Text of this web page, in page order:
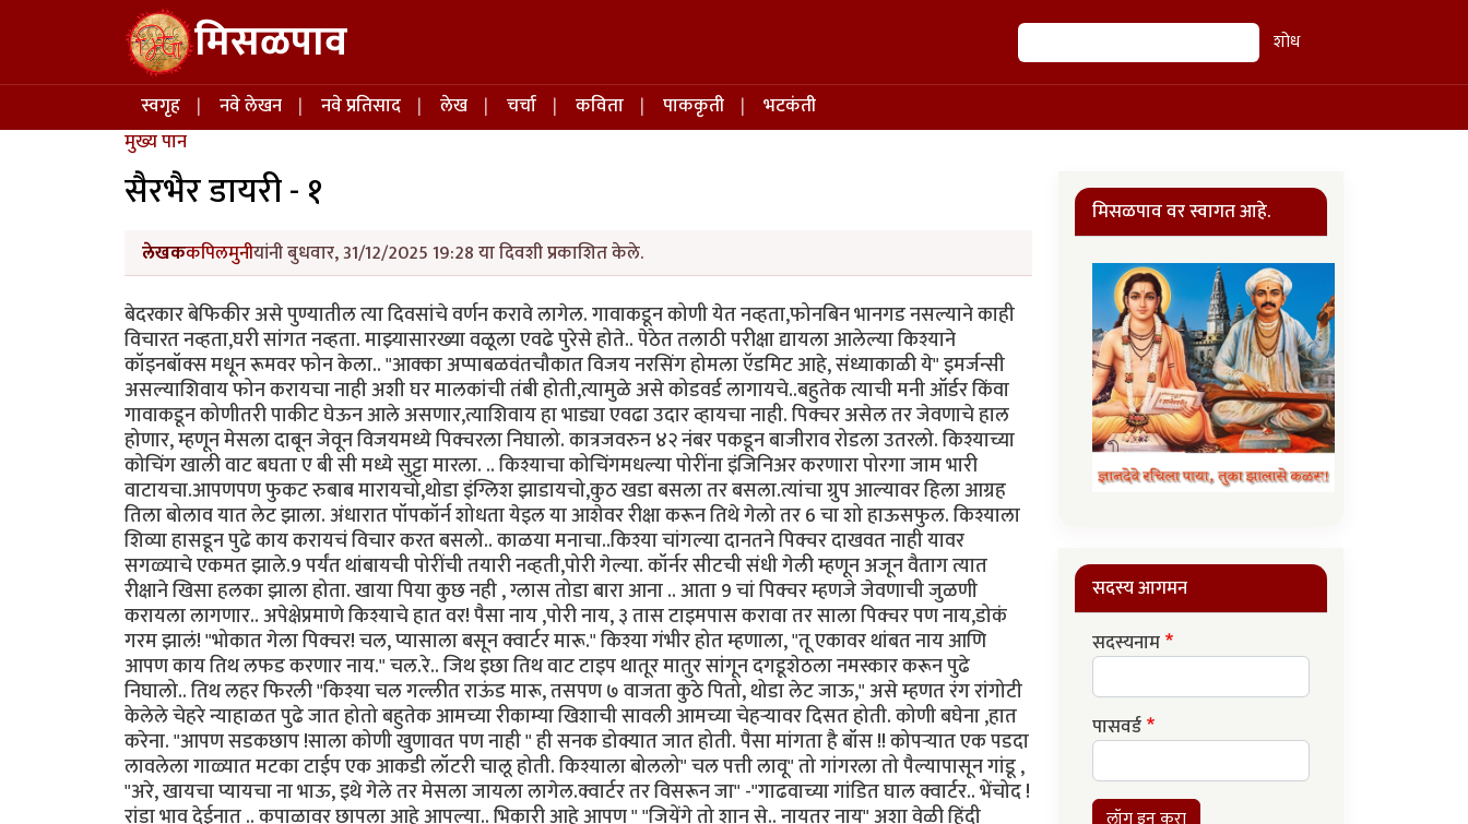
Skip to main content मिसळपाव शोध शोध
Main navigation
स्वगृह नवे लेखन नवे प्रतिसाद लेख चर्चा कविता पाककृती
भटकंती
मुख्य पान
सैरभैर डायरी - १
लेखककपिलमुनीयांनी बुधवार, 31/12/2025 19:28 या दिवशी प्रकाशित केले.
बेदरकार बेफिकीर असे पुण्यातील त्या दिवसांचे वर्णन करावे लागेल. गावाकडून कोणी येत नव्हता,फोनबिन भानगड नसल्याने काही
विचारत नव्हता,घरी सांगत नव्हता. माझ्यासारख्या वळूला एवढे पुरेसे होते.. पेठेत तलाठी परीक्षा द्यायला आलेल्या किश्याने
कॉइनबॉक्स मधून रूमवर फोन केला.. "आक्का अप्पाबळवंतचौकात विजय नरसिंग होमला ऍडमिट आहे, संध्याकाळी ये" इमर्जन्सी
असल्याशिवाय फोन करायचा नाही अशी घर मालकांची तंबी होती,त्यामुळे असे कोडवर्ड लागायचे..बहुतेक त्याची मनी ऑर्डर किंवा
गावाकडून कोणीतरी पाकीट घेऊन आले असणार,त्याशिवाय हा भाड्या एवढा उदार व्हायचा नाही. पिक्चर असेल तर जेवणाचे हाल
होणार, म्हणून मेसला दाबून जेवून विजयमध्ये पिक्चरला निघालो. कात्रजवरुन ४२ नंबर पकडून बाजीराव रोडला उतरलो. किश्याच्या
कोचिंग खाली वाट बघता ए बी सी मध्ये सुट्टा मारला. .. किश्याचा कोचिंगमधल्या पोरींना इंजिनिअर करणारा पोरगा जाम भारी
वाटायचा.आपणपण फुकट रुबाब मारायचो,थोडा इंग्लिश झाडायचो,कुठ खडा बसला तर बसला.त्यांचा ग्रुप आल्यावर हिला आग्रह
तिला बोलाव यात लेट झाला. अंधारात पॉपकॉर्न शोधता येइल या आशेवर रीक्षा करून तिथे गेलो तर 6 चा शो हाऊसफुल. किश्याला
शिव्या हासडून पुढे काय करायचं विचार करत बसलो.. काळया मनाचा..किश्या चांगल्या दानतने पिक्चर दाखवत नाही यावर
सगळ्याचे एकमत झाले.9 पर्यंत थांबायची पोरींची तयारी नव्हती,पोरी गेल्या. कॉर्नर सीटची संधी गेली म्हणून अजून वैताग त्यात
रीक्षाने खिसा हलका झाला होता. खाया पिया कुछ नही , ग्लास तोडा बारा आना .. आता 9 चां पिक्चर म्हणजे जेवणाची जुळणी
करायला लागणार.. अपेक्षेप्रमाणे किश्याचे हात वर! पैसा नाय ,पोरी नाय, ३ तास टाइमपास करावा तर साला पिक्चर पण नाय,डोकं
गरम झालं! "भोकात गेला पिक्चर! चल, प्यासाला बसून क्वार्टर मारू." किश्या गंभीर होत म्हणाला, "तू एकावर थांबत नाय आणि
आपण काय तिथ लफड करणार नाय." चल.रे.. जिथ इछा तिथ वाट टाइप थातूर मातुर सांगून दगडूशेठला नमस्कार करून पुढे
निघालो.. तिथ लहर फिरली "किश्या चल गल्लीत राऊंड मारू, तसपण ७ वाजता कुठे पितो, थोडा लेट जाऊ," असे म्हणत रंग रांगोटी
केलेले चेहरे न्याहाळत पुढे जात होतो बहुतेक आमच्या रीकाम्या खिशाची सावली आमच्या चेहर्‍यावर दिसत होती. कोणी बघेना ,हात
करेना. "आपण सडकछाप !साला कोणी खुणावत पण नाही " ही सनक डोक्यात जात होती. पैसा मांगता है बॉस !! कोपऱ्यात एक पडदा
लावलेला गाळ्यात मटका टाईप एक आकडी लॉटरी चालू होती. किश्याला बोललो" चल पत्ती लावू" तो गांगरला तो पैल्यापासून गांडू ,
"अरे, खायचा प्यायचा ना भाऊ, इथे गेले तर मेसला जायला लागेल.क्वार्टर तर विसरून जा" -"गाढवाच्या गांडित घाल क्वार्टर.. भेंचोद !
रांडा भाव देईनात .. कपाळावर छापला आहे आपल्या.. भिकारी आहे आपण " "जियेंगे तो शान से.. नायतर नाय" अशा वेळी हिंदी
मिसळपाव वर स्वागत आहे.
सदस्य आगमन
सदस्यनाम
पासवर्ड